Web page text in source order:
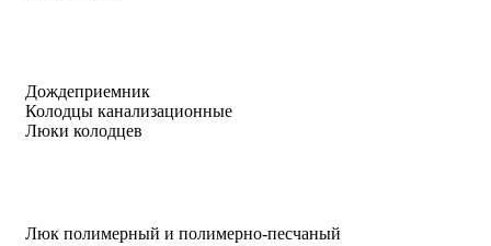
Дождеприемник
Колодцы канализационные
Люки колодцев
Люк полимерный и полимерно-песчаный